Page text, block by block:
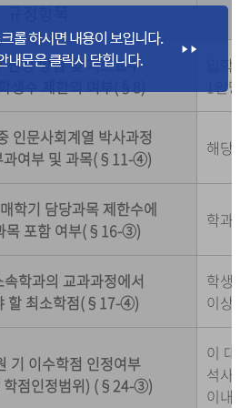
규정항목
선정 방법 및 지도교수
생수 제한의 여부(§8)
입학
1인당
인문사회계열 박사과정
과여부 및 과목(§11-④)
해당
학기 담당과목 제한수에
목 포함 여부(§16-③)
학과
학과의 교과과정에서
할 최소학점(§17-④)
학생
이상
기 이수학점 인정여부
학점인정범위) (§24-③)
이 대
석사
이내